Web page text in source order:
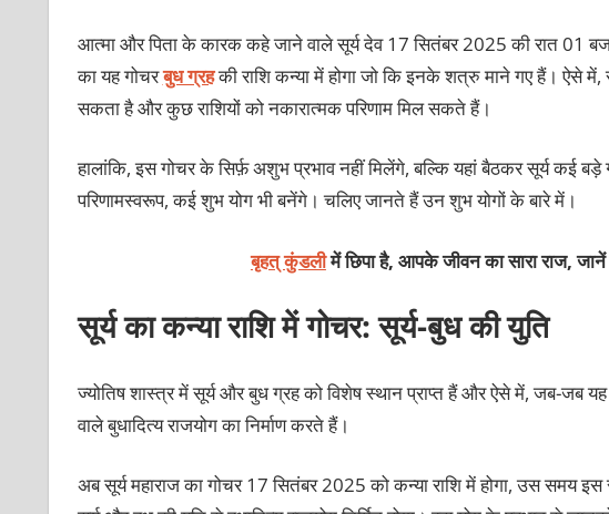
आत्मा और पिता के कारक कहे जाने वाले सूर्य देव 17 सितंबर 2025 की रात 01
का यह गोचरबुध ग्रहकी राशि कन्या में होगा जो कि इनके शत्रु माने गए हैं। ऐसे में,
सकता है और कुछ राशियों को नकारात्मक परिणाम मिल सकते हैं।
हालांकि, इस गोचर के सिर्फ़ अशुभ प्रभाव नहीं मिलेंगे, बल्कि यहां बैठकर सूर्य कई
परिणामस्वरूप, कई शुभ योग भी बनेंगे। चलिए जानते हैं उन शुभ योगों के बारे में।
बृहत् कुंडलीमें छिपा है, आपके जीवन का सारा राज,
सूर्य का कन्या राशि में गोचर: सूर्य-बुध की युति
ज्योतिष शास्त्र में सूर्य और बुध ग्रह को विशेष स्थान प्राप्त हैं और ऐसे में, जब-जब
वाले बुधादित्य राजयोग का निर्माण करते हैं।
अब सूर्य महाराज का गोचर 17 सितंबर 2025 को कन्या राशि में होगा, उस समय